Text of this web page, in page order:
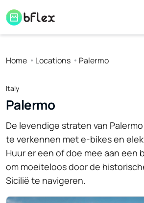
Home Locations Palermo
Italy
Palermo
De levendige straten van
te verkennen met e-bikes en
Huur er een of doe mee aan een
om moeiteloos door de
Sicilië te navigeren.